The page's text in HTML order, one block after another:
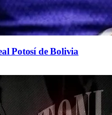
Potosí de Bolivia